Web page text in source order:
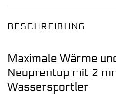
BESCHREIBUNG
Maximale Wärme
Neoprentop mit 2
Wassersportler